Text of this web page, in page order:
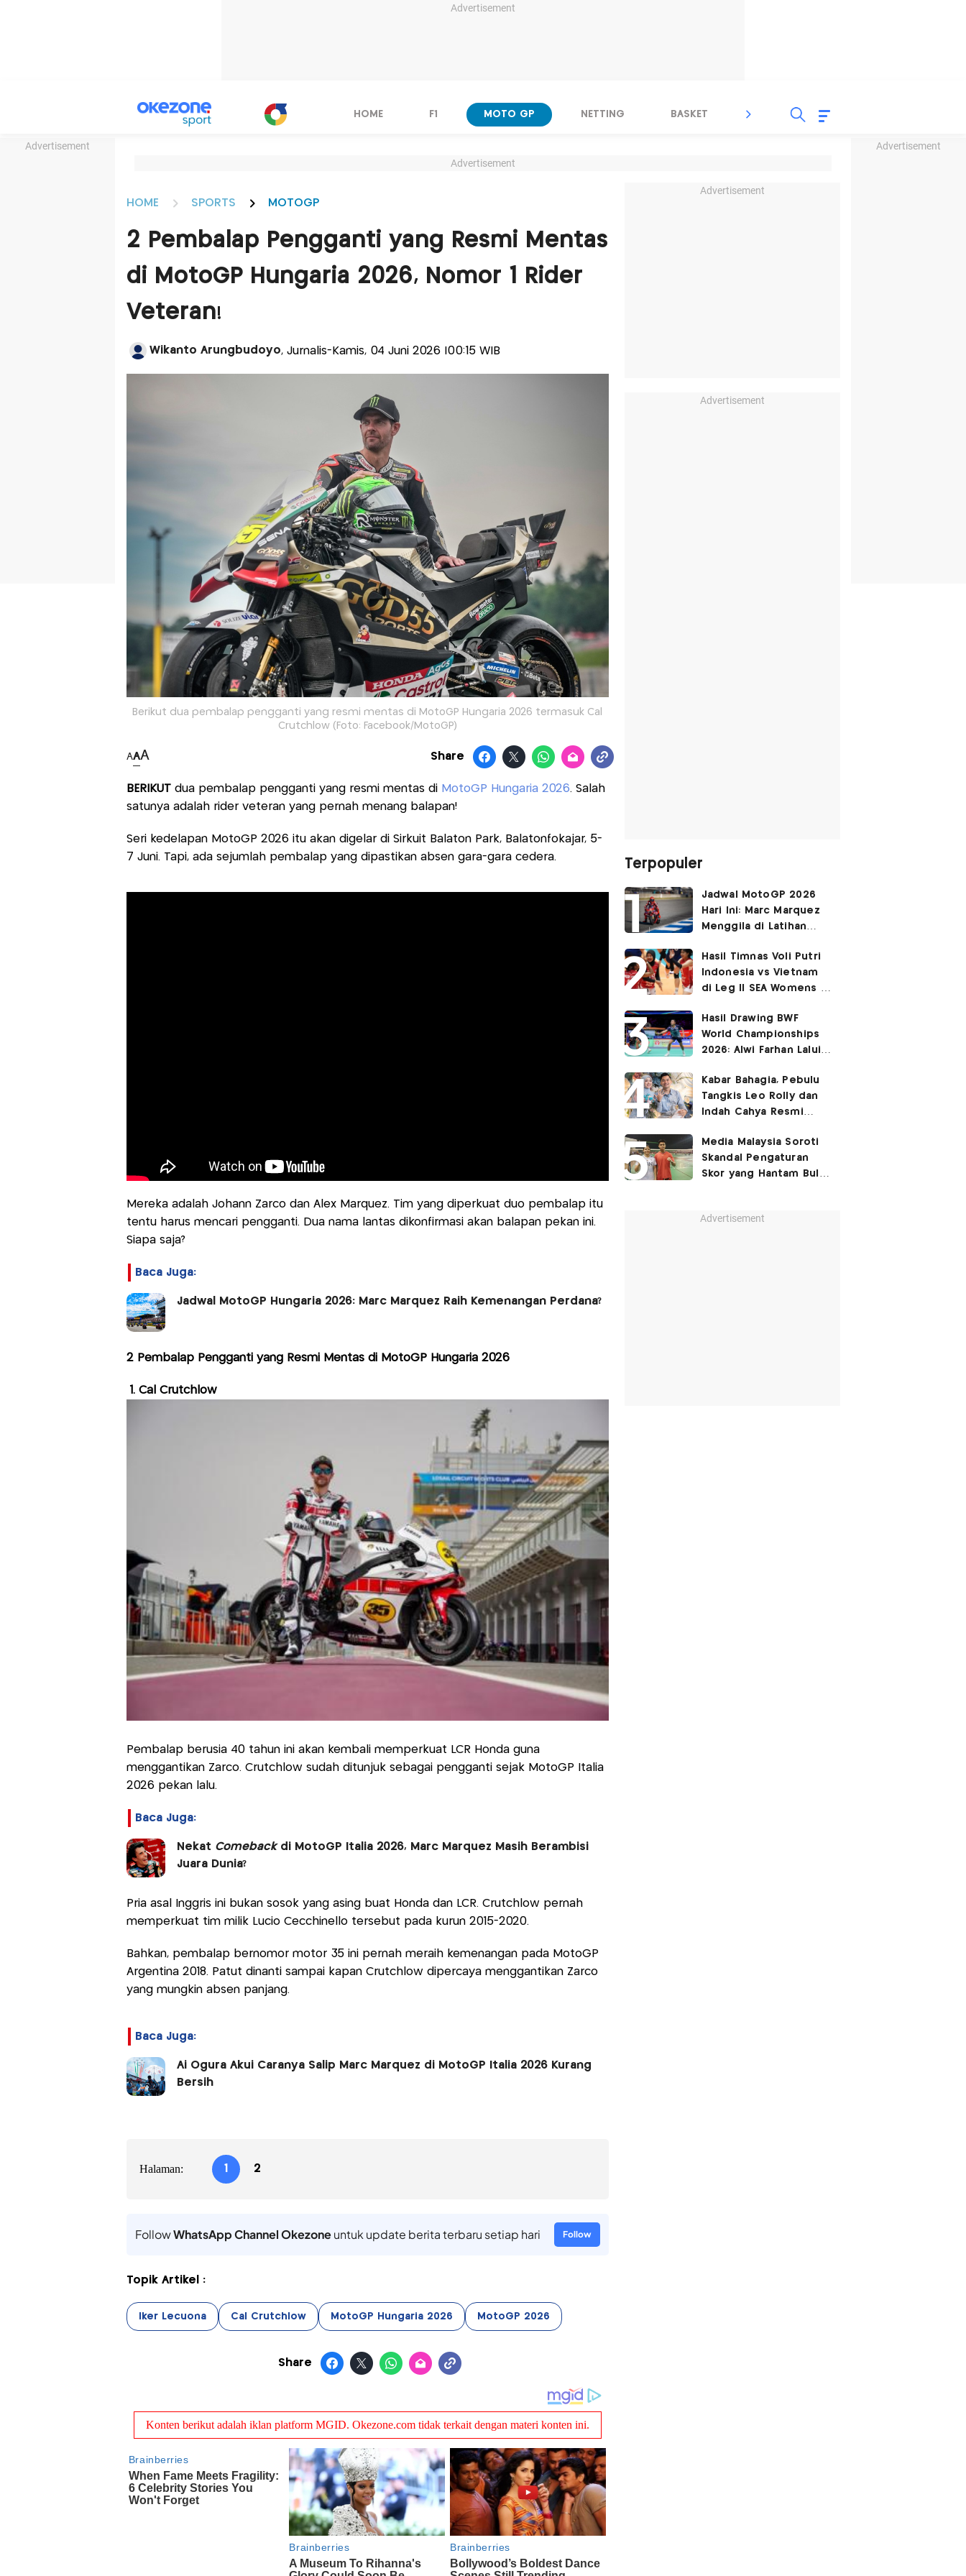
Advertisement
Advertisement Advertisement
HOME F1 MOTO GP NETTING BASKET SPORT LAIN
Advertisement
HOME SPORTS MOTOGP
2 Pembalap Pengganti yang Resmi Mentas
di MotoGP Hungaria 2026, Nomor 1 Rider
Veteran!
Wikanto Arungbudoyo, Jurnalis-Kamis, 04 Juni 2026 |00:15 WIB
Berikut dua pembalap pengganti yang resmi mentas di MotoGP Hungaria 2026 termasuk Cal
Crutchlow (Foto: Facebook/MotoGP)
AAA Share
BERIKUT dua pembalap pengganti yang resmi mentas di MotoGP Hungaria 2026. Salah
satunya adalah rider veteran yang pernah menang balapan!
Seri kedelapan MotoGP 2026 itu akan digelar di Sirkuit Balaton Park, Balatonfokajar, 5-
7 Juni. Tapi, ada sejumlah pembalap yang dipastikan absen gara-gara cedera.
Mereka adalah Johann Zarco dan Alex Marquez. Tim yang diperkuat duo pembalap itu
tentu harus mencari pengganti. Dua nama lantas dikonfirmasi akan balapan pekan ini.
Siapa saja?
Baca Juga:
Jadwal MotoGP Hungaria 2026: Marc Marquez Raih Kemenangan Perdana?
2 Pembalap Pengganti yang Resmi Mentas di MotoGP Hungaria 2026
1. Cal Crutchlow
Pembalap berusia 40 tahun ini akan kembali memperkuat LCR Honda guna
menggantikan Zarco. Crutchlow sudah ditunjuk sebagai pengganti sejak MotoGP Italia
2026 pekan lalu.
Baca Juga:
Nekat Comebackdi MotoGP Italia 2026, Marc Marquez Masih Berambisi
Juara Dunia?
Pria asal Inggris ini bukan sosok yang asing buat Honda dan LCR. Crutchlow pernah
memperkuat tim milik Lucio Cecchinello tersebut pada kurun 2015-2020.
Bahkan, pembalap bernomor motor 35 ini pernah meraih kemenangan pada MotoGP
Argentina 2018. Patut dinanti sampai kapan Crutchlow dipercaya menggantikan Zarco
yang mungkin absen panjang.
Baca Juga:
Ai Ogura Akui Caranya Salip Marc Marquez di MotoGP Italia 2026 Kurang
Bersih
Halaman: 1 2
FollowWhatsApp Channel Okezoneuntuk update berita terbaru setiap hari Follow
Topik Artikel :
Iker Lecuona Cal Crutchlow MotoGP Hungaria 2026 MotoGP 2026
Share
Advertisement
Advertisement
Terpopuler
Jadwal MotoGP 2026
Hari Ini: Marc Marquez
Menggila di Latihan
Hasil Timnas Voli Putri
Indonesia vs Vietnam
di Leg II SEA Womens V
Garuda Pertiwi Menang
3-2
Hasil Drawing BWF
World Championships
2026: Alwi Farhan Lalui
DapatBye
Kabar Bahagia, Pebulu
Tangkis Leo Rolly dan
Indah Cahya Resmi
Media Malaysia Soroti
Skandal Pengaturan
Skor yang Hantam Bulu
Advertisement